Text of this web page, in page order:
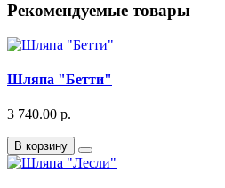
Рекомендуемые товары
Шляпа "Бетти"
3 740.00 р.
В корзину